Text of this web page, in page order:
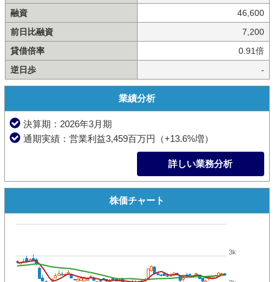
融資
46,600
前日比融資
7,200
貸借倍率
0.91倍
逆日歩
-
業績分析
決算期：2026年3月期
通期実績：営業利益3,459百万円（+13.6%増）
詳しい業務分析
株価チャート
3k